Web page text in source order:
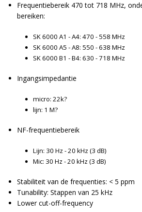
Frequentiebereik 470 tot 718 MHz,
bereiken:
SK 6000 A1 - A4: 470 - 558 MHz
SK 6000 A5 - A8: 550 - 638 MHz
SK 6000 B1 - B4: 630 - 718 MHz
Ingangsimpedantie
micro: 22k?
lijn: 1 M?
NF-frequentiebereik
Lijn: 30 Hz - 20 kHz (3 dB)
Mic: 30 Hz - 20 kHz (3 dB)
Stabiliteit van de frequenties: < 5 ppm
Tunability: Stappen van 25 kHz
Lower cut-off-frequency